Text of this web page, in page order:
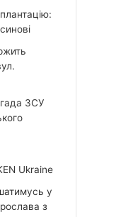
ЗСУ
Ukraine
у
з